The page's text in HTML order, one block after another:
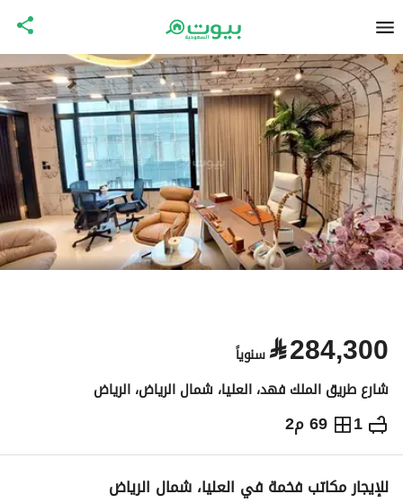
⃁284,300 سنوياً
شارع طريق الملك فهد، العليا، شمال الرياض، الرياض
1 69 م2 ⃁
284,300سنوياً
الإعلان الاماكن القريبة
للإيجار مكاتب فخمة في العليا، شمال الرياض